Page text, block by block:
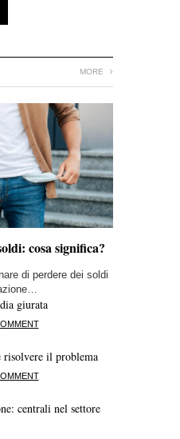
MORE
cosa significa?
di perdere dei soldi
giurata
risolvere il problema
centrali nel settore